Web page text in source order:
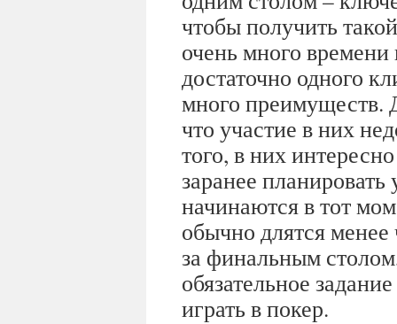
чтобы получить
очень много
достаточно одного
много преимуществ.
что участие в них
того, в них
заранее
начинаются в тот
обычно длятся
за финальным
обязательное
играть в покер.